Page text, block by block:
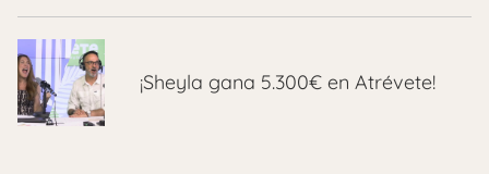
¡Sheyla gana 5.300€ en Atrévete!